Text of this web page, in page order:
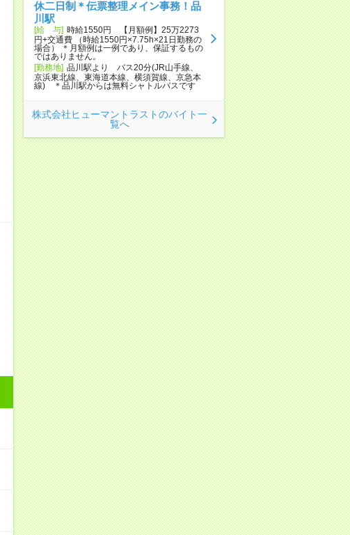
休二日制＊伝票整理メイン事務！品
川駅
[給 与] 時給1550円 【月額例】25万2273
円+交通費 （時給1550円×7.75h×21日勤務の
場合） ＊月額例は一例であり、保証するもの
ではありません。
[勤務地] 品川駅より バス20分(JR山手線、
京浜東北線、東海道本線、横須賀線、京急本
線) ＊品川駅からは無料シャトルバスです
株式会社ヒューマントラストのバイト一
覧へ